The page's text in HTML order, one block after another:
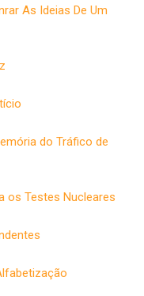
As Ideias De Um
do Tráfico de
os Testes Nucleares